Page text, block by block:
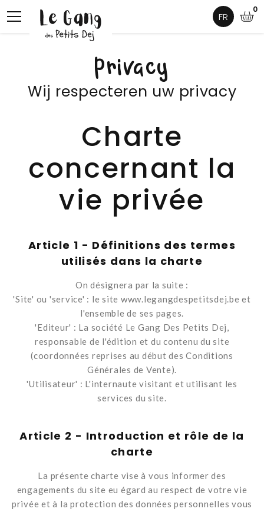
0
FR
Privacy
Wij respecteren uw privacy
Charte
concernant la
vie privée
Article 1 - Définitions des termes
utilisés dans la charte
On désignera par la suite :
'Site' ou 'service' : le site www.legangdespetitsdej.be et
l'ensemble de ses pages.
'Editeur' : La société Le Gang Des Petits Dej,
responsable de l'édition et du contenu du site
(coordonnées reprises au début des Conditions
Générales de Vente).
'Utilisateur' : L'internaute visitant et utilisant les
services du site.
Article 2 - Introduction et rôle de la
charte
La présente charte vise à vous informer des
engagements du site eu égard au respect de votre vie
privée et à la protection des données personnelles vous